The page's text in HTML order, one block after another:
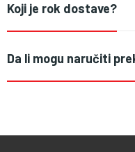
Koji je rok dostave?
Da li mogu naručiti